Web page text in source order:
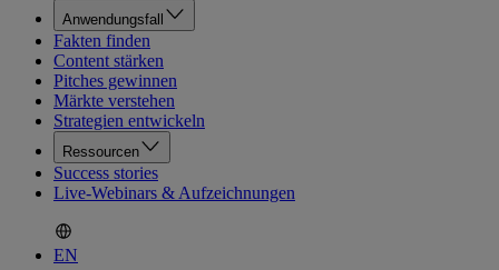
Anwendungsfall
Fakten finden
Content stärken
Pitches gewinnen
Märkte verstehen
Strategien entwickeln
Ressourcen
Success stories
Live-Webinars & Aufzeichnungen
EN